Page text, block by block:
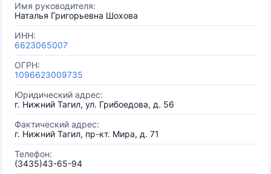
Имя руководителя:
Наталья Григорьевна Шохова
ИНН:
6623065007
ОГРН:
1096623009735
Юридический адрес:
г. Нижний Тагил, ул. Грибоедова, д. 56
Фактический адрес:
г. Нижний Тагил, пр-кт. Мира, д. 71
Телефон:
(3435)43-65-94